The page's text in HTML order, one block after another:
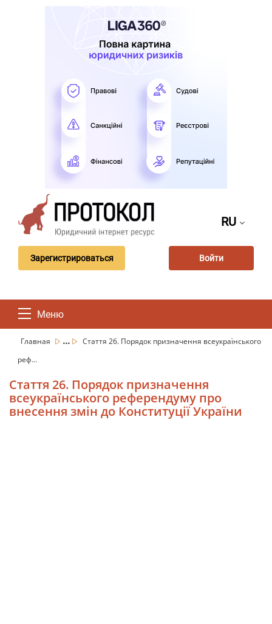
RU
Зарегистрироваться Войти
Меню
Главная ...
Стаття 26. Порядок призначення всеукраїнського
реф...
Стаття 26. Порядок призначення
всеукраїнського референдуму про
внесення змін до Конституції України